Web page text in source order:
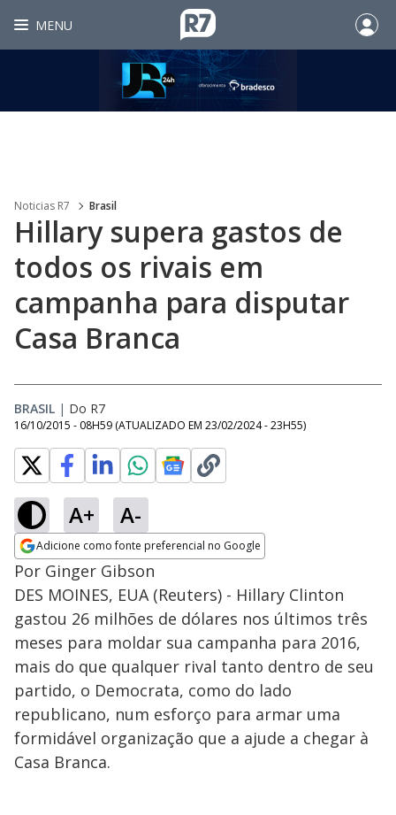
MENU
Noticias R7 Brasil
Hillary supera gastos de
todos os rivais em
campanha para disputar
Casa Branca
BRASIL | Do R7
16/10/2015 - 08H59 (ATUALIZADO EM 23/02/2024 - 23H55)
A+ A-
Adicione como fonte preferencial no Google
Opens in new window
Por Ginger Gibson
DES MOINES, EUA (Reuters) - Hillary Clinton
gastou 26 milhões de dólares nos últimos três
meses para moldar sua campanha para 2016,
mais do que qualquer rival tanto dentro de seu
partido, o Democrata, como do lado
republicano, num esforço para armar uma
formidável organização que a ajude a chegar à
Casa Branca.